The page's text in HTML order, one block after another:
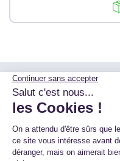
Besoin de
Renseignez
répondons dans les